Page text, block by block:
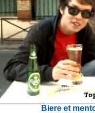
Biere et